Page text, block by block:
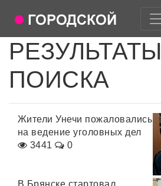
РЕЗУЛЬТАТЫ
ПОИСКА
Жители Унечи пожаловались
на ведение уголовных дел
3441
0
В Брянске стартовал